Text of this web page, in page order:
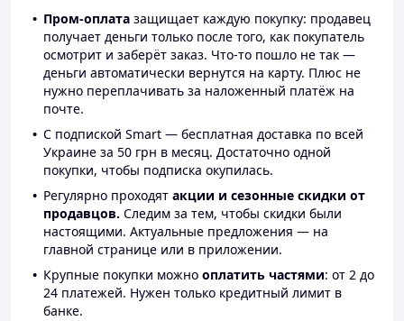
Пром-оплата защищает каждую покупку: продавец
получает деньги только после того, как покупатель
осмотрит и заберёт заказ. Что-то пошло не так —
деньги автоматически вернутся на карту. Плюс не
нужно переплачивать за наложенный платёж на
почте.
С подпиской Smart — бесплатная доставка по всей
Украине за 50 грн в месяц. Достаточно одной
покупки, чтобы подписка окупилась.
Регулярно проходят акции и сезонные скидки от
продавцов. Следим за тем, чтобы скидки были
настоящими. Актуальные предложения — на
главной странице или в приложении.
Крупные покупки можно оплатить частями: от 2 до
24 платежей. Нужен только кредитный лимит в
банке.